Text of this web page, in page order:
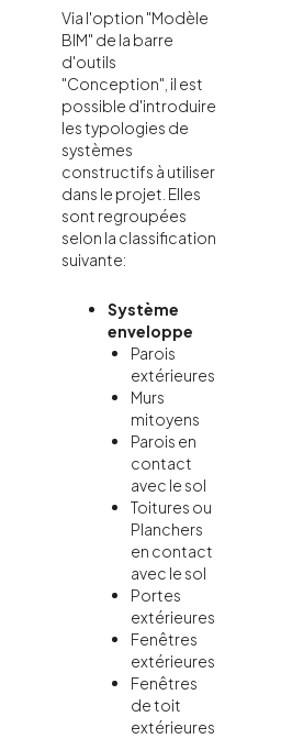
Via l'option "Modèle
BIM" de la barre
d'outils
"Conception", il est
possible d'introduire
les typologies de
systèmes
constructifs à utiliser
dans le projet. Elles
sont regroupées
selon la classification
suivante:
Système
enveloppe
Parois
extérieures
Murs
mitoyens
Parois en
contact
avec le sol
Toitures ou
Planchers
en contact
avec le sol
Portes
extérieures
Fenêtres
extérieures
Fenêtres
de toit
extérieures